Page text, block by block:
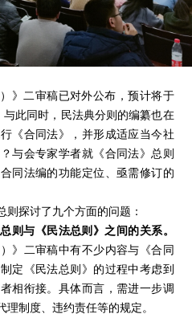
》二审稿已对外公布，预计将于
此同时，民法典分则的编纂也在
《合同法》，并形成适应当今社
与会专家学者就《合同法》总则
同法编的功能定位、亟需修订的
探讨了九个方面的问题：
则与《民法总则》之间的关系。
》二审稿中有不少内容与《合同
定《民法总则》的过程中考虑到
相衔接。具体而言，需进一步调
制度、违约责任等的规定。